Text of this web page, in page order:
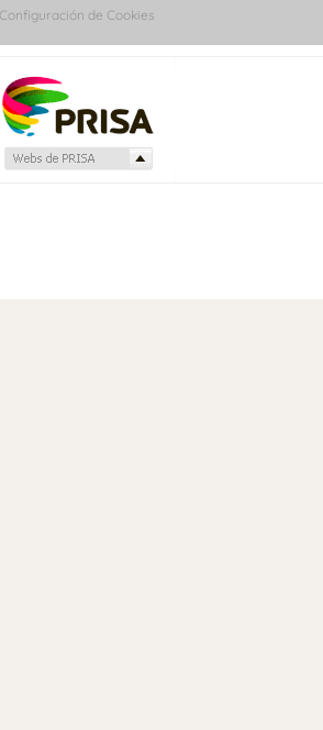
Configuración de Cookies